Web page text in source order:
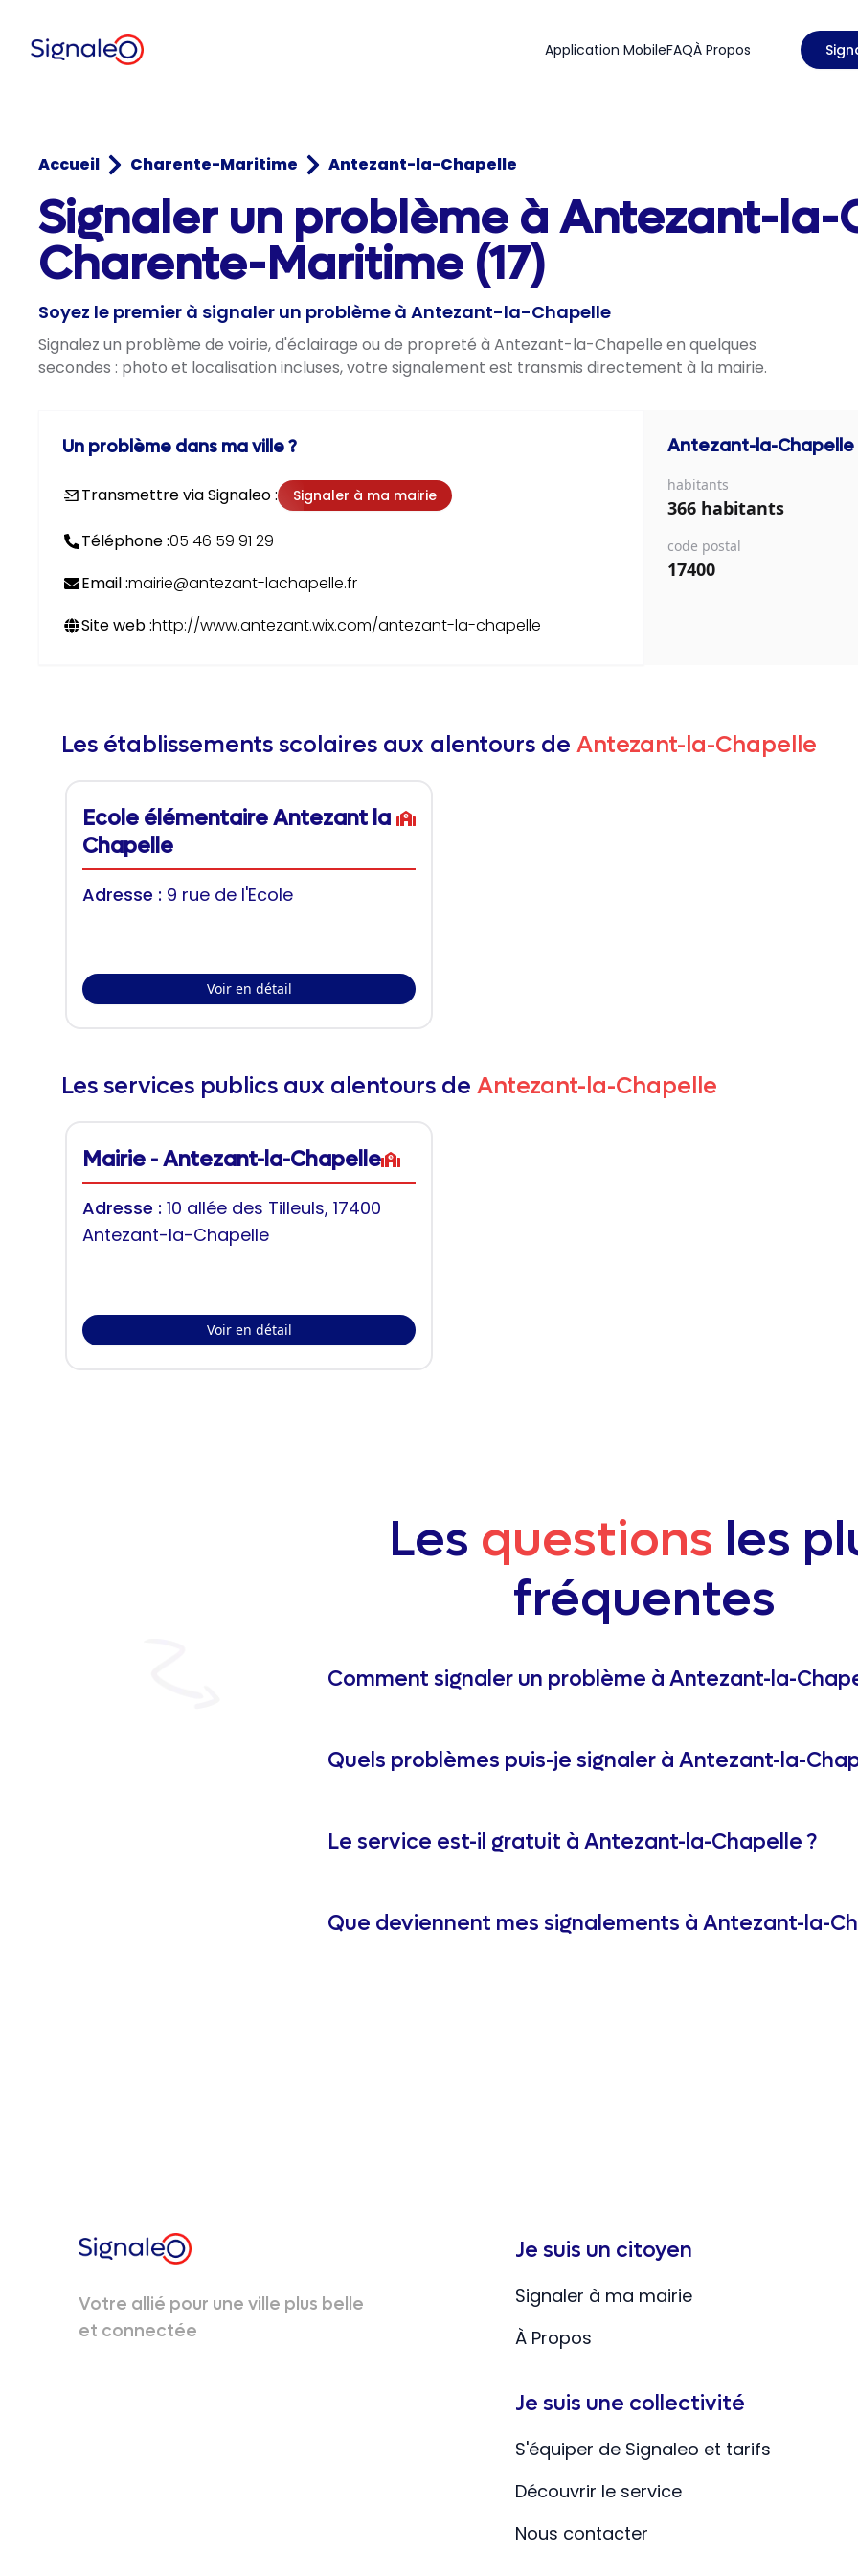
Application MobileFAQÀ Propos
Accueil Charente-Maritime Antezant-la-Chapelle
Signaler un problème à Antezant-la-
Charente-Maritime (17)
Soyez le premier à signaler un problème à Antezant-la-Chapelle
Signalez un problème de voirie, d'éclairage ou de propreté à Antezant-la-Chapelle en quelques
secondes : photo et localisation incluses, votre signalement est transmis directement à la mairie.
Un problème dans ma ville ?
Transmettre via Signaleo : Signaler à ma mairie
Téléphone :05 46 59 91 29
Email :mairie@antezant-lachapelle.fr
Site web :http://www.antezant.wix.com/antezant-la-chapelle
Antezant-la-Chapelle
habitants
366 habitants
code postal
17400
Les établissements scolaires aux alentours de Antezant-la-Chapelle
Ecole élémentaire Antezant la
Chapelle
Adresse : 9 rue de l'Ecole
Voir en détail
Les services publics aux alentours de Antezant-la-Chapelle
Mairie - Antezant-la-Chapelle
Adresse : 10 allée des Tilleuls, 17400
Antezant-la-Chapelle
Voir en détail
Les questions les
fréquentes
Comment signaler un problème à Antezant-la-
Quels problèmes puis-je signaler à Antezant-la-
Le service est-il gratuit à Antezant-la-Chapelle ?
Que deviennent mes signalements à Antezant-la-
Votre allié pour une ville plus belle
et connectée
Je suis un citoyen
Signaler à ma mairie
À Propos
Je suis une collectivité
S'équiper de Signaleo et tarifs
Découvrir le service
Nous contacter